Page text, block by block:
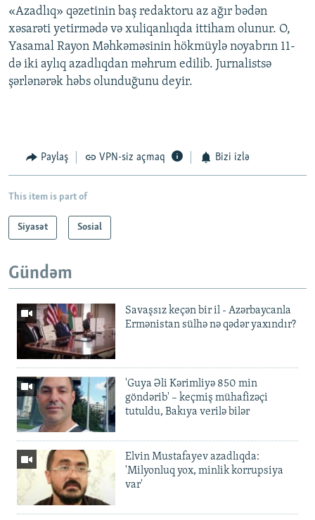
«Azadlıq» qəzetinin baş redaktoru az ağır bədən
xəsarəti yetirmədə və xuliqanlıqda ittiham olunur. O,
Yasamal Rayon Məhkəməsinin hökmüylə noyabrın 11-
də iki aylıq azadlıqdan məhrum edilib. Jurnalistsə
şərlənərək həbs olunduğunu deyir.
Paylaş VPN-siz açmaq Bizi izlə
This item is part of
Siyasət Sosial
Gündəm
Savaşsız keçən bir il - Azərbaycanla
Ermənistan sülhə nə qədər yaxındır?
'Guya Əli Kərimliyə 850 min
göndərib' – keçmiş mühafizəçi
tutuldu, Bakıya verilə bilər
Elvin Mustafayev azadlıqda:
'Milyonluq yox, minlik korrupsiya
var'